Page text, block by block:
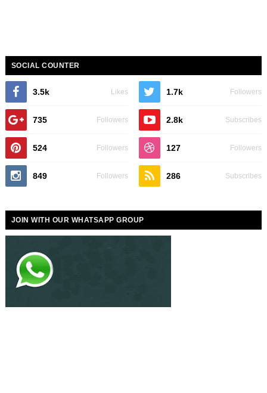
SOCIAL COUNTER
3.5k Likes 1.7k Followers
735 Followers 2.8k Subscribes
524 Followers 127 Followers
849 Followers 286 Subscribes
JOIN WITH OUR WHATSAPP GROUP